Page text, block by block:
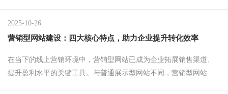
2025-10-26
营销型网站建设：四大核心特点，助力企业提升转化效率
在当下的线上营销环境中，营销型网站已成为企业拓展销售渠道、
提升盈利水平的关键工具。与普通展示型网站不同，营销型网站的